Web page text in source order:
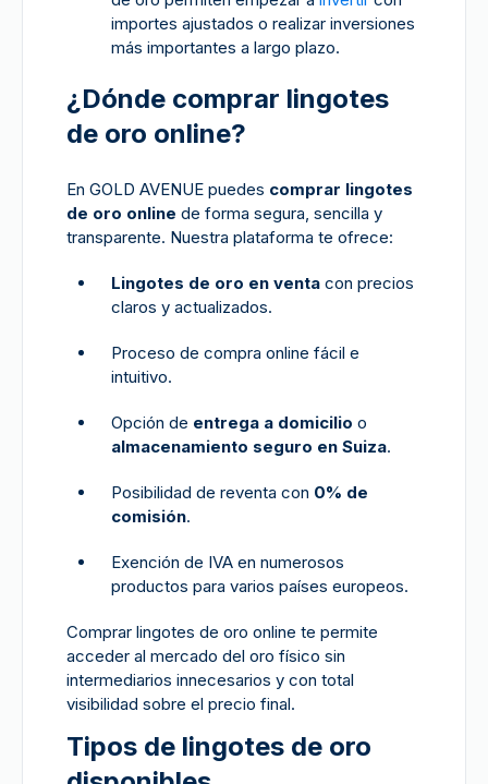
importes ajustados o realizar inversiones
más importantes a largo plazo.
¿Dónde comprar lingotes
de oro online?
En GOLD AVENUE puedes comprar lingotes
de oro online de forma segura, sencilla y
transparente. Nuestra plataforma te ofrece:
Lingotes de oro en venta con precios
claros y actualizados.
Proceso de compra online fácil e
intuitivo.
Opción de entrega a domicilio o
almacenamiento seguro en Suiza.
Posibilidad de reventa con 0% de
comisión.
Exención de IVA en numerosos
productos para varios países europeos.
Comprar lingotes de oro online te permite
acceder al mercado del oro físico sin
intermediarios innecesarios y con total
visibilidad sobre el precio final.
Tipos de lingotes de oro